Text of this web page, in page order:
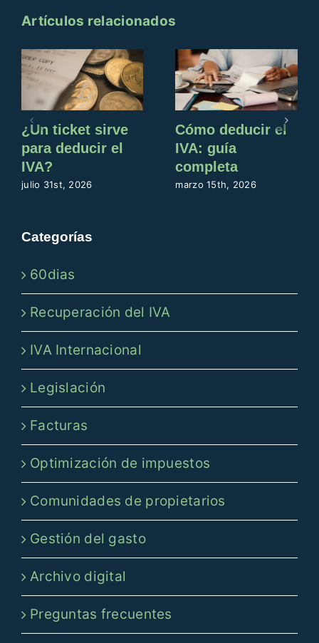
Categorías
60dias
Recuperación del IVA
IVA Internacional
Legislación
Facturas
Optimización de impuestos
Comunidades de propietarios
Gestión del gasto
Archivo digital
Preguntas frecuentes
Artículos relacionados
¿Un ticket sirve
para deducir el
IVA?
julio 31st, 2026
Cómo deducir el
IVA: guía
completa
marzo 15th, 2026